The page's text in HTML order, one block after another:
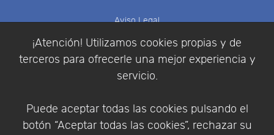
¡Atención! Utilizamos cookies propias y de
terceros para ofrecerle una mejor experiencia y
servicio.
Puede aceptar todas las cookies pulsando el
botón “Aceptar todas las cookies”, rechazar su
Aviso Legal
Política de Privacidad
Condiciones de compra
Identificarse